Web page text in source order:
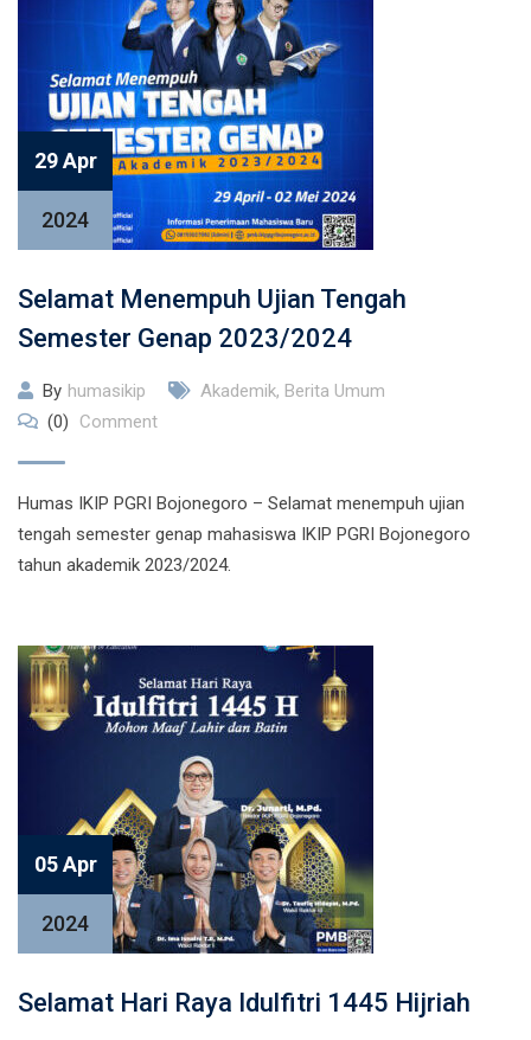
29 Apr
2024
Selamat Menempuh Ujian Tengah
Semester Genap 2023/2024
By humasikip Akademik, Berita Umum
(0)
Comment
Humas IKIP PGRI Bojonegoro – Selamat menempuh ujian
tengah semester genap mahasiswa IKIP PGRI Bojonegoro
tahun akademik 2023/2024.
05 Apr
2024
Selamat Hari Raya Idulfitri 1445 Hijriah